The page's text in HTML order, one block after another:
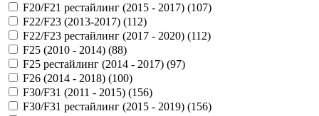
F20/F21 рестайлинг (2015 - 2017) (107)
F22/F23 (2013-2017) (112)
F22/F23 рестайлинг (2017 - 2020) (112)
F25 (2010 - 2014) (88)
F25 рестайлинг (2014 - 2017) (97)
F26 (2014 - 2018) (100)
F30/F31 (2011 - 2015) (156)
F30/F31 рестайлинг (2015 - 2019) (156)